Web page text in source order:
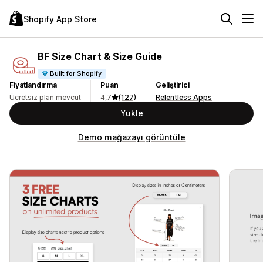
Shopify App Store
BF Size Chart & Size Guide
Built for Shopify
Fiyatlandırma
Ücretsiz plan mevcut
Puan
4,7
(127)
Geliştirici
Relentless Apps
Yükle
Demo mağazayı görüntüle